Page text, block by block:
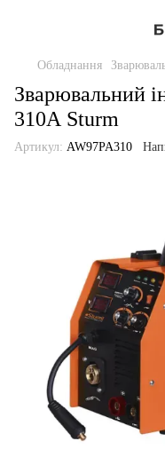
Обладнання
Зварювальний
310А Sturm
Артикул: AW97PA310